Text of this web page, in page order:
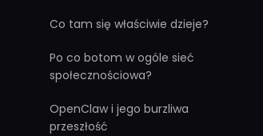
Co tam się właściwie dzieje?
Po co botom w ogóle sieć
społecznościowa?
OpenClaw i jego burzliwa
przeszłość